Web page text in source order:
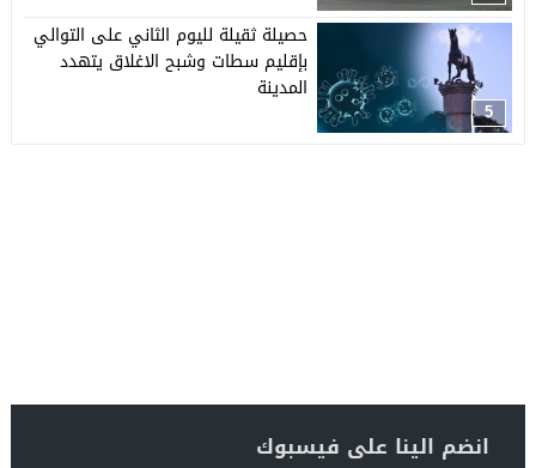
5
حصيلة ثقيلة لليوم الثاني على التوالي
بإقليم سطات وشبح الاغلاق يتهدد
المدينة
انضم الينا على فيسبوك